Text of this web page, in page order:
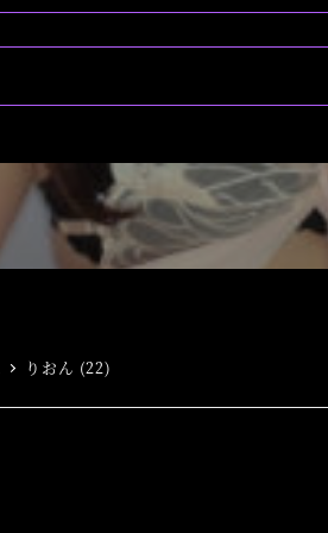
りおん (22)